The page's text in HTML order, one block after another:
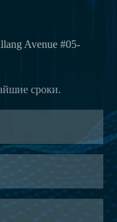
Avenue #05-
сроки.